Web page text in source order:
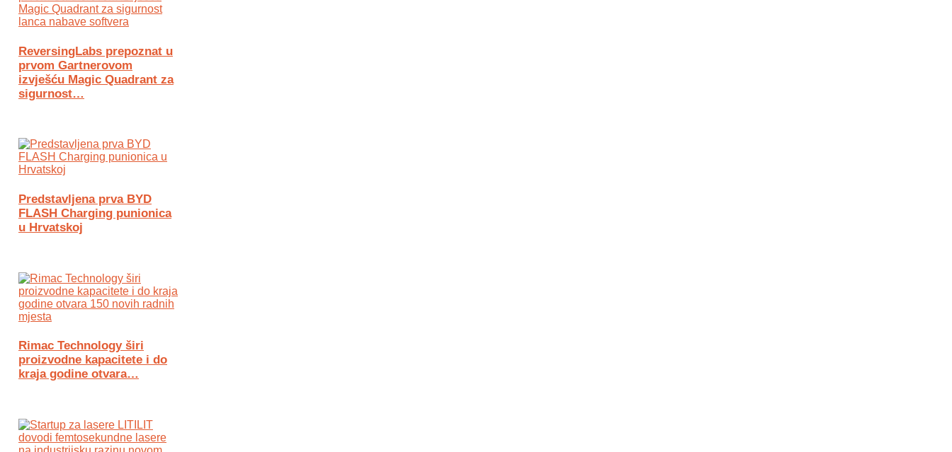
ReversingLabs prepoznat u
prvom Gartnerovom
izvješću Magic Quadrant za
sigurnost…
Predstavljena prva BYD
FLASH Charging punionica
u Hrvatskoj
Rimac Technology širi
proizvodne kapacitete i do
kraja godine otvara…